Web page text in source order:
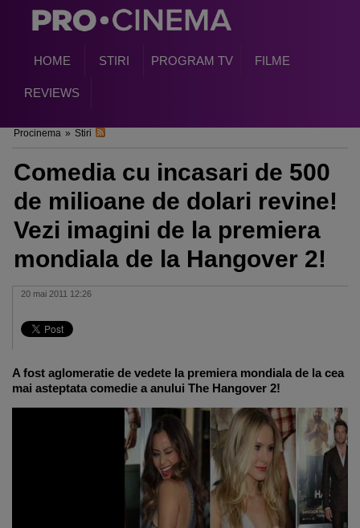
HOME STIRI PROGRAM TV FILME
REVIEWS
Procinema » Stiri
Comedia cu incasari de 500
de milioane de dolari revine!
Vezi imagini de la premiera
mondiala de la Hangover 2!
20 mai 2011 12:26
A fost aglomeratie de vedete la premiera mondiala de la cea
mai asteptata comedie a anului The Hangover 2!